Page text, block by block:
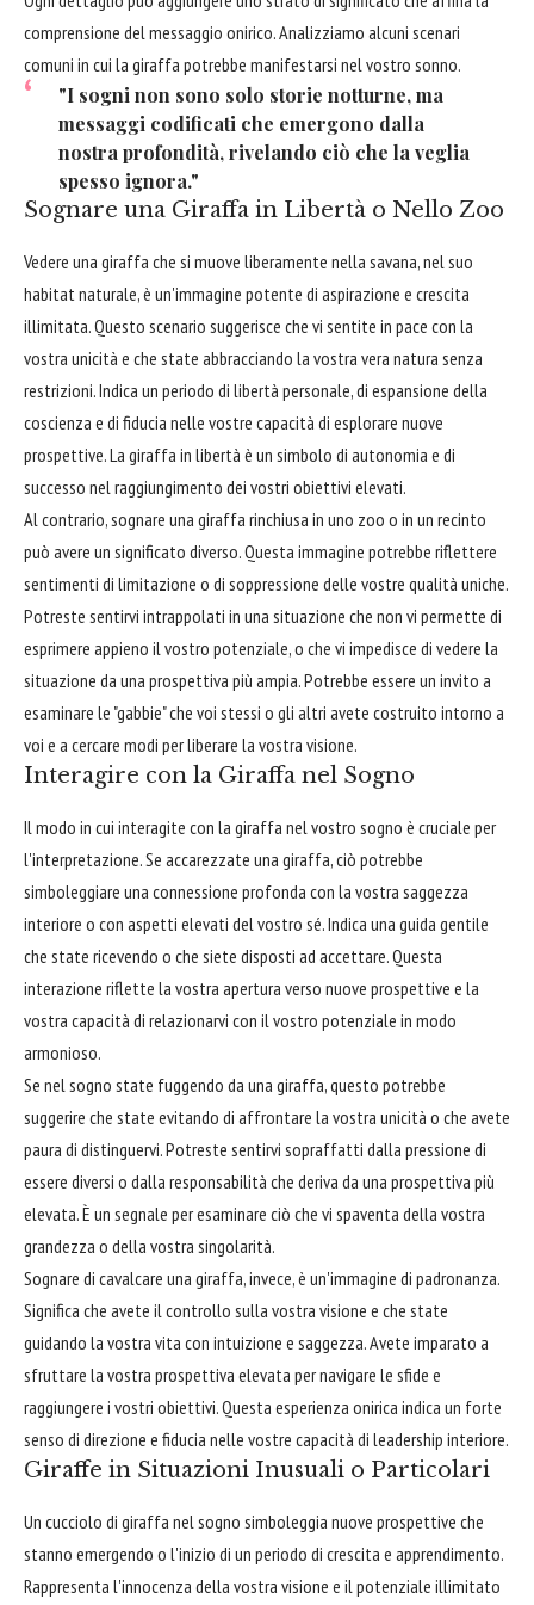
comprensione del messaggio onirico. Analizziamo alcuni scenari
comuni in cui la giraffa potrebbe manifestarsi nel vostro sonno.
"I sogni non sono solo storie notturne, ma
messaggi codificati che emergono dalla
nostra profondità, rivelando ciò che la veglia
spesso ignora."
Sognare una Giraffa in Libertà o Nello Zoo
Vedere una giraffa che si muove liberamente nella savana, nel suo
habitat naturale, è un'immagine potente di aspirazione e crescita
illimitata. Questo scenario suggerisce che vi sentite in pace con la
vostra unicità e che state abbracciando la vostra vera natura senza
restrizioni. Indica un periodo di libertà personale, di espansione della
coscienza e di fiducia nelle vostre capacità di esplorare nuove
prospettive. La giraffa in libertà è un simbolo di autonomia e di
successo nel raggiungimento dei vostri obiettivi elevati.
Al contrario, sognare una giraffa rinchiusa in uno zoo o in un recinto
può avere un significato diverso. Questa immagine potrebbe riflettere
sentimenti di limitazione o di soppressione delle vostre qualità uniche.
Potreste sentirvi intrappolati in una situazione che non vi permette di
esprimere appieno il vostro potenziale, o che vi impedisce di vedere la
situazione da una prospettiva più ampia. Potrebbe essere un invito a
esaminare le "gabbie" che voi stessi o gli altri avete costruito intorno a
voi e a cercare modi per liberare la vostra visione.
Interagire con la Giraffa nel Sogno
Il modo in cui interagite con la giraffa nel vostro sogno è cruciale per
l'interpretazione. Se accarezzate una giraffa, ciò potrebbe
simboleggiare una connessione profonda con la vostra saggezza
interiore o con aspetti elevati del vostro sé. Indica una guida gentile
che state ricevendo o che siete disposti ad accettare. Questa
interazione riflette la vostra apertura verso nuove prospettive e la
vostra capacità di relazionarvi con il vostro potenziale in modo
armonioso.
Se nel sogno state fuggendo da una giraffa, questo potrebbe
suggerire che state evitando di affrontare la vostra unicità o che avete
paura di distinguervi. Potreste sentirvi sopraffatti dalla pressione di
essere diversi o dalla responsabilità che deriva da una prospettiva più
elevata. È un segnale per esaminare ciò che vi spaventa della vostra
grandezza o della vostra singolarità.
Sognare di cavalcare una giraffa, invece, è un'immagine di padronanza.
Significa che avete il controllo sulla vostra visione e che state
guidando la vostra vita con intuizione e saggezza. Avete imparato a
sfruttare la vostra prospettiva elevata per navigare le sfide e
raggiungere i vostri obiettivi. Questa esperienza onirica indica un forte
senso di direzione e fiducia nelle vostre capacità di leadership interiore.
Giraffe in Situazioni Inusuali o Particolari
Un cucciolo di giraffa nel sogno simboleggia nuove prospettive che
stanno emergendo o l'inizio di un periodo di crescita e apprendimento.
Rappresenta l'innocenza della vostra visione e il potenziale illimitato